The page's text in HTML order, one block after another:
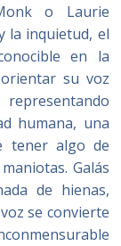
o Laurie
la inquietud, el
en la
su voz
representando
humana, una
tener algo de
Galás
de hienas,
se convierte